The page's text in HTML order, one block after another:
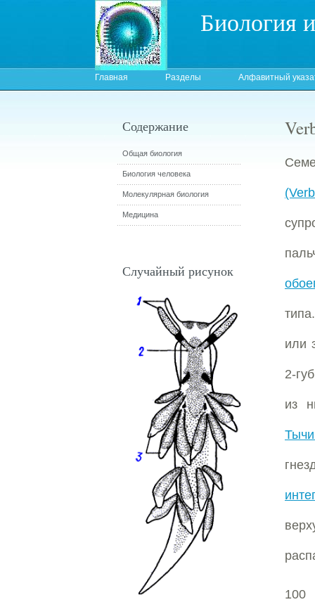
Биология
Главная Разделы Алфавитный
или
2-
из
100
Содержание
Общая биология
Биология человека
Молекулярная биология
Медицина
Случайный рисунок